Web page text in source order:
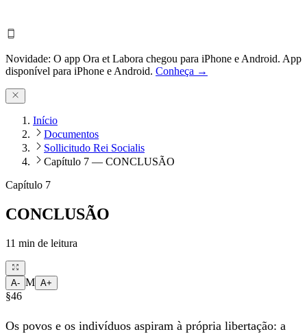
Novidade: O app Ora et Labora chegou para iPhone e Android. App
disponível para iPhone e Android. Conheça →
Início
Documentos
Sollicitudo Rei Socialis
Capítulo 7 — CONCLUSÃO
Capítulo 7
CONCLUSÃO
11 min de leitura
A- M A+
§46
Os povos e os indivíduos aspiram à própria libertação: a